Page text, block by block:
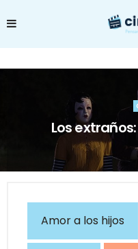
Los
Amor a los hijos